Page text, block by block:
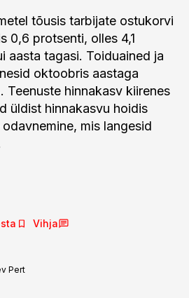
tõusis tarbijate ostukorvi
0,6 protsenti, olles 4,1
aasta tagasi. Toiduained ja
oktoobris aastaga
hinnakasv kiirenes
üldist hinnakasvu hoidis
mis langesid
Vihja
Pert